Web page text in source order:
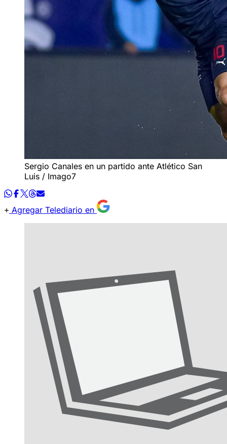
Sergio Canales en un partido ante Atlético San
Luis / Imago7
Agregar Telediario en